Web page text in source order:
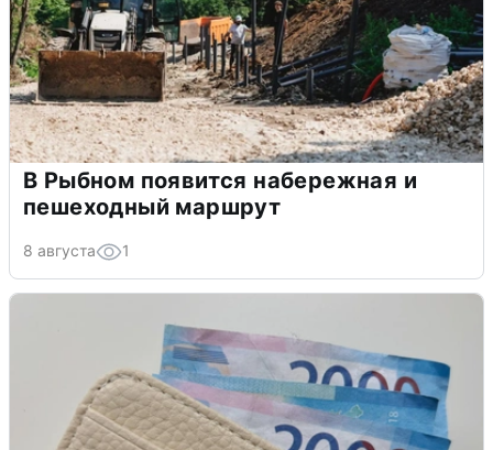
В Рыбном появится набережная и
пешеходный маршрут
8 августа 1